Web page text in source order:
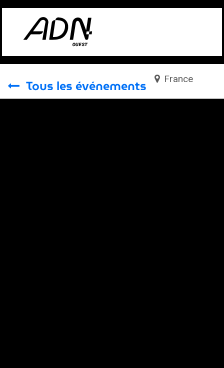
Se rendre au contenu
Tous les événements France